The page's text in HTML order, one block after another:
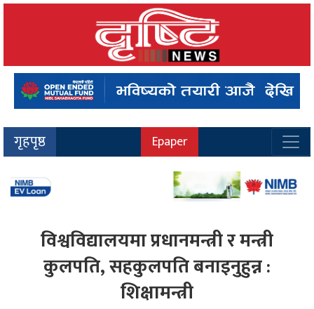
गृहपृष्ठ Epaper
विश्वविद्यालयमा प्रधानमन्त्री र मन्त्री
कुलपति, सहकुलपति बनाइनुहुन्न :
शिक्षामन्त्री